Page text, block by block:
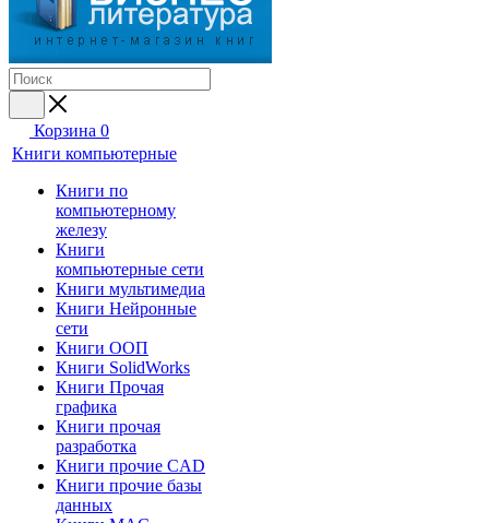
Корзина 0
Книги компьютерные
Книги по
компьютерному
железу
Книги
компьютерные сети
Книги мультимедиа
Книги Нейронные
сети
Книги ООП
Книги SolidWorks
Книги Прочая
графика
Книги прочая
разработка
Книги прочие CAD
Книги прочие базы
данных